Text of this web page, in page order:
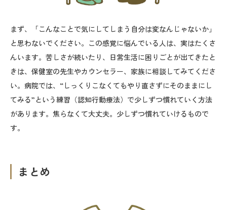
まず、「こんなことで気にしてしまう自分は変なんじゃないか」
と思わないでください。この感覚に悩んでいる人は、実はたくさ
んいます。苦しさが続いたり、日常生活に困りごとが出てきたと
きは、保健室の先生やカウンセラー、家族に相談してみてくださ
い。病院では、“しっくりこなくてもやり直さずにそのままにし
てみる”という練習（認知行動療法）で少しずつ慣れていく方法
があります。焦らなくて大丈夫。少しずつ慣れていけるもので
す。
まとめ